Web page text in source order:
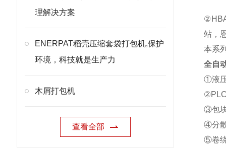
理解决方案
ENERPAT稻壳压缩套袋打包机,保护
环境，科技就是生产力
木屑打包机
查看全部
站，
本系
全自
①液
③包
④分
⑤卷